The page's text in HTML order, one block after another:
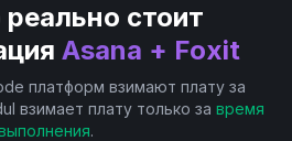
стоит
Asana + Foxit
платформ взимают плату за
взимает плату только за время
.